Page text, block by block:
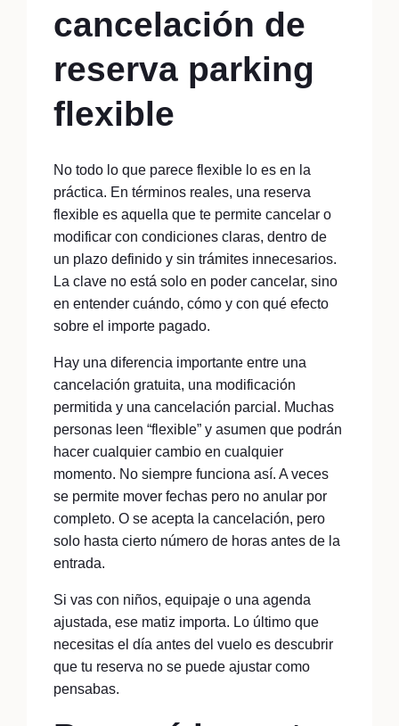
cancelación de
reserva parking
flexible
No todo lo que parece flexible lo es en la
práctica. En términos reales, una reserva
flexible es aquella que te permite cancelar o
modificar con condiciones claras, dentro de
un plazo definido y sin trámites innecesarios.
La clave no está solo en poder cancelar, sino
en entender cuándo, cómo y con qué efecto
sobre el importe pagado.
Hay una diferencia importante entre una
cancelación gratuita, una modificación
permitida y una cancelación parcial. Muchas
personas leen “flexible” y asumen que podrán
hacer cualquier cambio en cualquier
momento. No siempre funciona así. A veces
se permite mover fechas pero no anular por
completo. O se acepta la cancelación, pero
solo hasta cierto número de horas antes de la
entrada.
Si vas con niños, equipaje o una agenda
ajustada, ese matiz importa. Lo último que
necesitas el día antes del vuelo es descubrir
que tu reserva no se puede ajustar como
pensabas.